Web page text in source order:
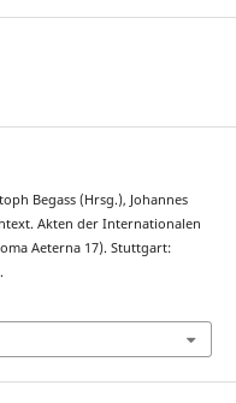
Begass (Hrsg.), Johannes
Akten der Internationalen
Aeterna 17). Stuttgart: